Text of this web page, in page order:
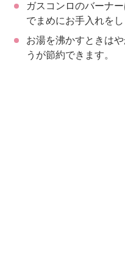
ガスコンロのバーナ
でまめにお手入れをし
お湯を沸かすときは
うが節約できます。